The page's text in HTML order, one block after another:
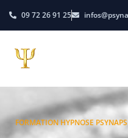
09 72 26 91 25
FORMATION HYPNOSE